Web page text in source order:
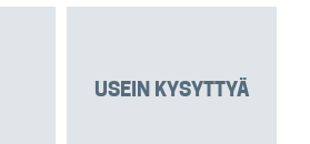
USEIN KYSYTTYÄ